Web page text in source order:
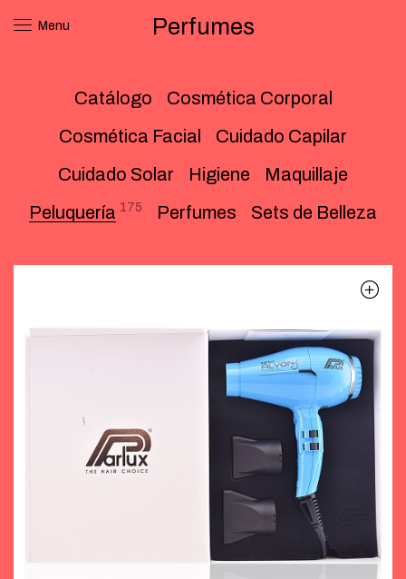
Menu Perfumes
Catálogo
Cosmética Corporal
Cosmética Facial
Cuidado Capilar
Cuidado Solar
Higiene
Maquillaje
Peluquería 175 Perfumes Sets de Belleza